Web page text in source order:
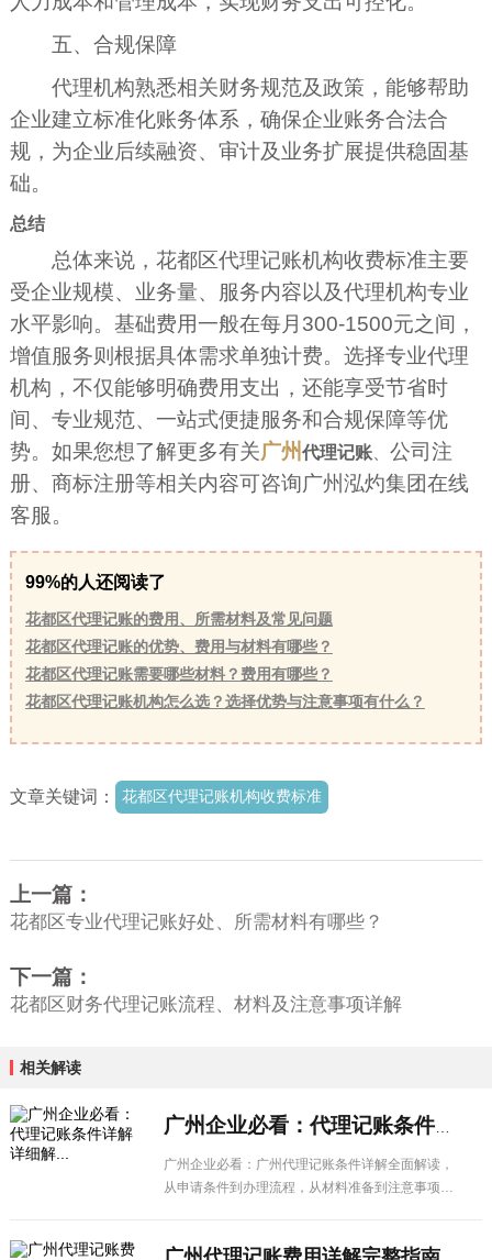
五、合规保障
代理机构熟悉相关财务规范及政策，能够帮助
企业建立标准化账务体系，确保企业账务合法合
规，为企业后续融资、审计及业务扩展提供稳固基
础。
总结
总体来说，花都区代理记账机构收费标准主要
受企业规模、业务量、服务内容以及代理机构专业
水平影响。基础费用一般在每月300-1500元之间，
增值服务则根据具体需求单独计费。选择专业代理
机构，不仅能够明确费用支出，还能享受节省时
间、专业规范、一站式便捷服务和合规保障等优
势。如果您想了解更多有关广州代理记账、 公司注
册、商标注册等相关内容可咨询广州泓灼集团在线
客服。
99%的人还阅读了
花都区代理记账的费用、所需材料及常见问题
花都区代理记账的优势、费用与材料有哪些？
花都区代理记账需要哪些材料？费用有哪些？
花都区代理记账机构怎么选？选择优势与注意事项有什么？
文章关键词： 花都区代理记账机构收费标准
上一篇：
花都区专业代理记账好处、所需材料有哪些？
下一篇：
花都区财务代理记账流程、材料及注意事项详解
相关解读
广州企业必看：代理记账条件详解详细解...
广州企业必看：广州代理记账条件详解全面解读，
从申请条件到办理流程，从材料准备到注意事项，